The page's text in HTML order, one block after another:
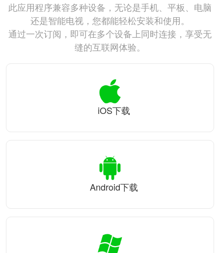
此应用程序兼容多种设备，无论是手机、平板、电脑
还是智能电视，您都能轻松安装和使用。
通过一次订阅，即可在多个设备上同时连接，享受无
缝的互联网体验。
iOS下载
Android下载